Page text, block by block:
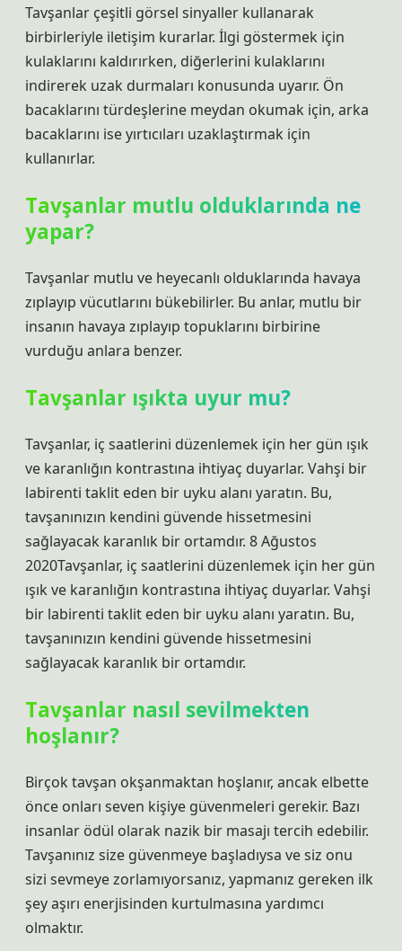
Tavşanlar çeşitli görsel sinyaller kullanarak
birbirleriyle iletişim kurarlar. İlgi göstermek için
kulaklarını kaldırırken, diğerlerini kulaklarını
indirerek uzak durmaları konusunda uyarır. Ön
bacaklarını türdeşlerine meydan okumak için, arka
bacaklarını ise yırtıcıları uzaklaştırmak için
kullanırlar.
Tavşanlar mutlu olduklarında ne
yapar?
Tavşanlar mutlu ve heyecanlı olduklarında havaya
zıplayıp vücutlarını bükebilirler. Bu anlar, mutlu bir
insanın havaya zıplayıp topuklarını birbirine
vurduğu anlara benzer.
Tavşanlar ışıkta uyur mu?
Tavşanlar, iç saatlerini düzenlemek için her gün ışık
ve karanlığın kontrastına ihtiyaç duyarlar. Vahşi bir
labirenti taklit eden bir uyku alanı yaratın. Bu,
tavşanınızın kendini güvende hissetmesini
sağlayacak karanlık bir ortamdır. 8 Ağustos
2020Tavşanlar, iç saatlerini düzenlemek için her gün
ışık ve karanlığın kontrastına ihtiyaç duyarlar. Vahşi
bir labirenti taklit eden bir uyku alanı yaratın. Bu,
tavşanınızın kendini güvende hissetmesini
sağlayacak karanlık bir ortamdır.
Tavşanlar nasıl sevilmekten
hoşlanır?
Birçok tavşan okşanmaktan hoşlanır, ancak elbette
önce onları seven kişiye güvenmeleri gerekir. Bazı
insanlar ödül olarak nazik bir masajı tercih edebilir.
Tavşanınız size güvenmeye başladıysa ve siz onu
sizi sevmeye zorlamıyorsanız, yapmanız gereken ilk
şey aşırı enerjisinden kurtulmasına yardımcı
olmaktır.